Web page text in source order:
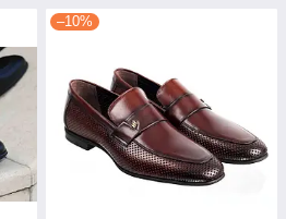
–10%